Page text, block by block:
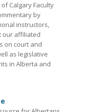
Calgary Faculty
by
instructors,
our affiliated
on court and
as legislative
in Alberta and